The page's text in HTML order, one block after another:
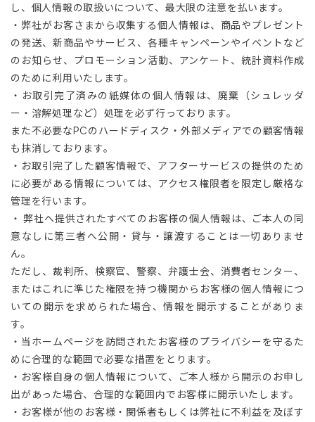
し、個人情報の取扱いについて、最大限の注意を払います。
・弊社がお客さまから収集する個人情報は、商品やプレゼント
の発送、新商品やサービス、各種キャンペーンやイベントなど
のお知らせ、プロモーション活動、アンケート、統計資料作成
のために利用いたします。
・お取引完了済みの紙媒体の個人情報は、廃棄（シュレッダ
ー・溶解処理など）処理を必ず行っております。
また不必要なPCのハードディスク・外部メディアでの顧客情報
も抹消しております。
・お取引完了した顧客情報で、アフターサービスの提供のため
に必要がある情報については、アクセス権限者を限定し厳格な
管理を行います。
・ 弊社へ提供されたすべてのお客様の個人情報は、ご本人の同
意なしに第三者へ公開・貸与・譲渡することは一切ありませ
ん。
ただし、裁判所、検察官、警察、弁護士会、消費者センター、
またはこれに準じた権限を持つ機関からお客様の個人情報につ
いての開示を求められた場合、情報を開示することがありま
す。
・当ホームページを訪問されたお客様のプライバシーを守るた
めに合理的な範囲で必要な措置をとります。
・お客様自身の個人情報について、ご本人様から開示のお申し
出があった場合、合理的な範囲内でお客様に開示いたします。
・お客様が他のお客様・関係者もしくは弊社に不利益を及ぼす